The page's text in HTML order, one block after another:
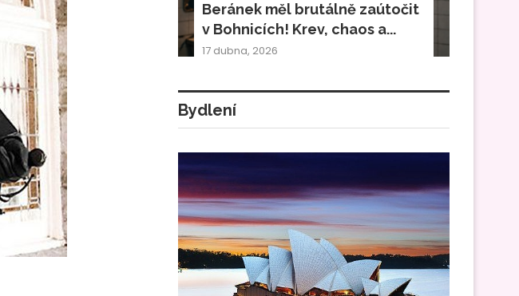
Beránek měl brutálně zaútočit
v Bohnicích! Krev, chaos a...
17 dubna, 2026
Bydlení